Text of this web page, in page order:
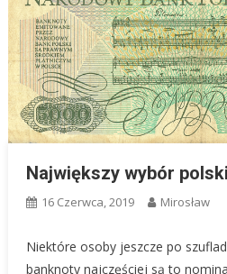
Największy wybór
16 Czerwca, 2019 Mirosław
Niektóre osoby jeszcze po
banknoty najczęściej są to